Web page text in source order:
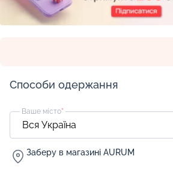
Способи одержання
Ваше місто*
Заберу в магазині AURUM